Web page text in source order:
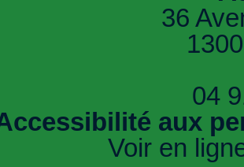
36
04
aux
Voir en